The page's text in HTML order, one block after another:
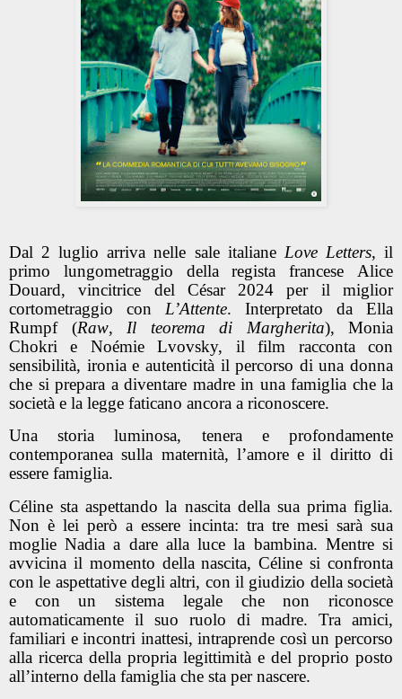
Dal 2 luglio arriva nelle sale italiane Love Letters, il
primo lungometraggio della regista francese Alice
Douard, vincitrice del César 2024 per il miglior
cortometraggio con L’Attente. Interpretato da Ella
Rumpf(Raw, Il teorema di Margherita), Monia
Chokri e Noémie Lvovsky, il film racconta con
sensibilità, ironia e autenticità il percorso di una donna
che si prepara a diventare madre in una famiglia che la
società e la legge faticano ancora a riconoscere.
Una storia luminosa, tenera e profondamente
contemporanea sulla maternità, l’amore e il diritto di
essere famiglia.
Céline sta aspettando la nascita della sua prima figlia.
Non è lei però a essere incinta: tra tre mesi sarà sua
moglie Nadia a dare alla luce la bambina. Mentre si
avvicina il momento della nascita, Céline si confronta
con le aspettative degli altri, con il giudizio della società
e con un sistema legale che non riconosce
automaticamente il suo ruolo di madre. Tra amici,
familiari e incontri inattesi, intraprende così un percorso
alla ricerca della propria legittimità e del proprio posto
all’interno della famiglia che sta per nascere.